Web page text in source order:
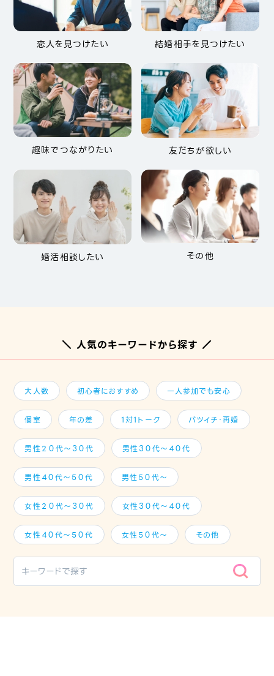
恋人を見つけたい 結婚相手を見つけたい
趣味でつながりたい 友だちが欲しい
婚活相談したい その他
＼ 人気のキーワードから探す ／
大人数 初心者におすすめ 一人参加でも安心
個室 年の差 1対1トーク バツイチ・再婚
男性２０代～３０代 男性３０代～４０代
男性４０代～５０代 男性５０代～
女性２０代～３０代 女性３０代～４０代
女性４０代～５０代 女性５０代～ その他